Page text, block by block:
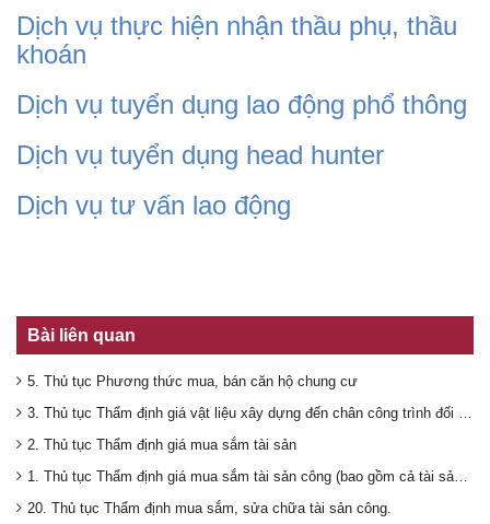
Dịch vụ thực hiện nhận thầu phụ, thầu
khoán
Dịch vụ tuyển dụng lao động phổ thông
Dịch vụ tuyển dụng head hunter
Dịch vụ tư vấn lao động
Bài liên quan
5. Thủ tục Phương thức mua, bán căn hộ chung cư
3. Thủ tục Thẩm định giá vật liệu xây dựng đến chân công trình đối với dự án đầu tư
2. Thủ tục Thẩm định giá mua sắm tài sản
1. Thủ tục Thẩm định giá mua sắm tài sản công (bao gồm cả tài sản từ 100 triệu)
20. Thủ tục Thẩm định mua sắm, sửa chữa tài sản công.